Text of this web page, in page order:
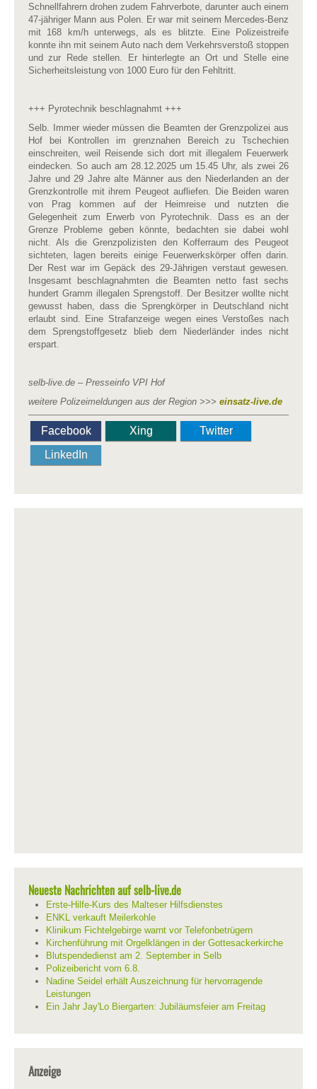
Schnellfahrern drohen zudem Fahrverbote, darunter auch einem
47-jähriger Mann aus Polen. Er war mit seinem Mercedes-Benz
mit 168 km/h unterwegs, als es blitzte. Eine Polizeistreife
konnte ihn mit seinem Auto nach dem Verkehrsverstoß stoppen
und zur Rede stellen. Er hinterlegte an Ort und Stelle eine
Sicherheitsleistung von 1000 Euro für den Fehltritt.
+++ Pyrotechnik beschlagnahmt +++
Selb. Immer wieder müssen die Beamten der Grenzpolizei aus
Hof bei Kontrollen im grenznahen Bereich zu Tschechien
einschreiten, weil Reisende sich dort mit illegalem Feuerwerk
eindecken. So auch am 28.12.2025 um 15.45 Uhr, als zwei 26
Jahre und 29 Jahre alte Männer aus den Niederlanden an der
Grenzkontrolle mit ihrem Peugeot aufliefen. Die Beiden waren
von Prag kommen auf der Heimreise und nutzten die
Gelegenheit zum Erwerb von Pyrotechnik. Dass es an der
Grenze Probleme geben könnte, bedachten sie dabei wohl
nicht. Als die Grenzpolizisten den Kofferraum des Peugeot
sichteten, lagen bereits einige Feuerwerkskörper offen darin.
Der Rest war im Gepäck des 29-Jährigen verstaut gewesen.
Insgesamt beschlagnahmten die Beamten netto fast sechs
hundert Gramm illegalen Sprengstoff. Der Besitzer wollte nicht
gewusst haben, dass die Sprengkörper in Deutschland nicht
erlaubt sind. Eine Strafanzeige wegen eines Verstoßes nach
dem Sprengstoffgesetz blieb dem Niederländer indes nicht
erspart.
selb-live.de – Presseinfo VPI Hof
weitere Polizeimeldungen aus der Region >>> einsatz-live.de
Facebook Xing
Twitter
LinkedIn
Neueste Nachrichten auf selb-live.de
Erste-Hilfe-Kurs des Malteser Hilfsdienstes
ENKL verkauft Meilerkohle
Klinikum Fichtelgebirge warnt vor Telefonbetrügern
Kirchenführung mit Orgelklängen in der Gottesackerkirche
Blutspendedienst am 2. September in Selb
Polizeibericht vom 6.8.
Nadine Seidel erhält Auszeichnung für hervorragende
Leistungen
Ein Jahr Jay'Lo Biergarten: Jubiläumsfeier am Freitag
Anzeige